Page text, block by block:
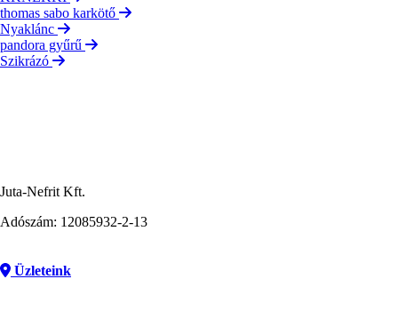
thomas sabo karkötő
Nyaklánc
pandora gyűrű
Szikrázó
Juta-Nefrit Kft.
Adószám: 12085932-2-13
Üzleteink